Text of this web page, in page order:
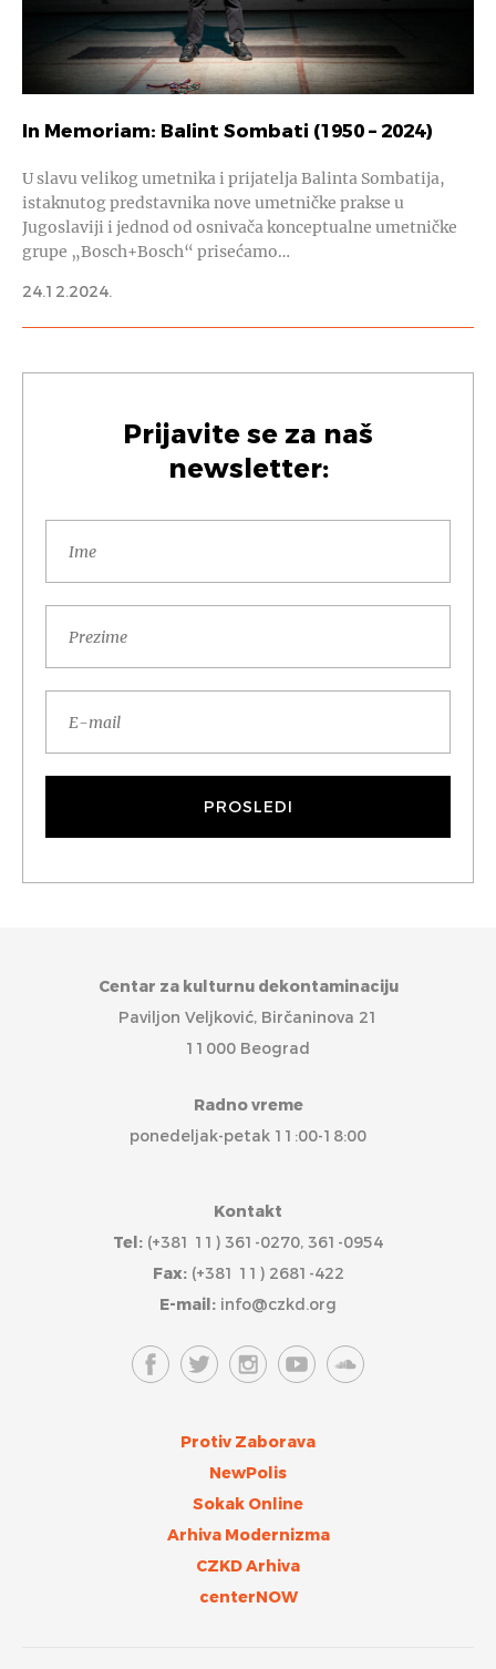
In Memoriam: Balint Sombati (1950 – 2024)
U slavu velikog umetnika i prijatelja Balinta Sombatija,
istaknutog predstavnika nove umetničke prakse u
Jugoslaviji i jednod od osnivača konceptualne umetničke
grupe „Bosch+Bosch“ prisećamo…
24.12.2024.
Prijavite se za naš
newsletter:
Centar za kulturnu dekontaminaciju
Paviljon Veljković, Birčaninova 21
11000 Beograd
Radno vreme
ponedeljak-petak 11:00-18:00
Kontakt
Tel: (+381 11) 361-0270, 361-0954
Fax:(+381 11) 2681-422
E-mail: info@czkd.org
Protiv Zaborava
NewPolis
Sokak Online
Arhiva Modernizma
CZKD Arhiva
centerNOW